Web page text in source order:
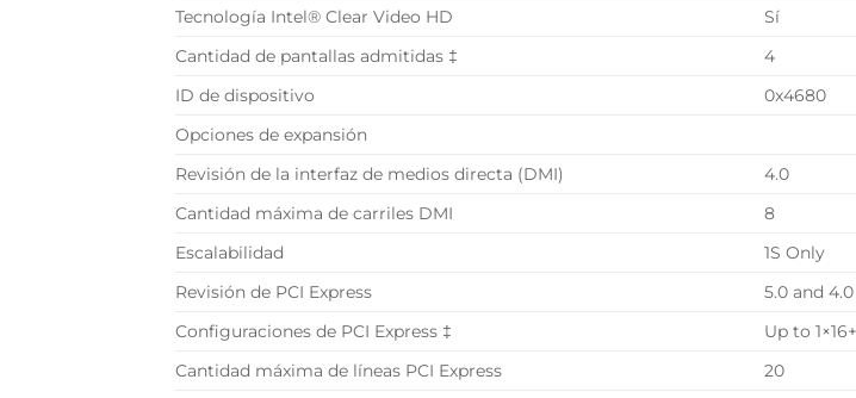
Tecnología Intel® Clear Video HD
Sí
Cantidad de pantallas admitidas ‡
4
ID de dispositivo
0x4680
Opciones de expansión
Revisión de la interfaz de medios directa (DMI)
4.0
Cantidad máxima de carriles DMI
8
Escalabilidad
1S Only
Revisión de PCI Express
5.0 and 4.0
Configuraciones de PCI Express ‡
Up to
Cantidad máxima de líneas PCI Express
20